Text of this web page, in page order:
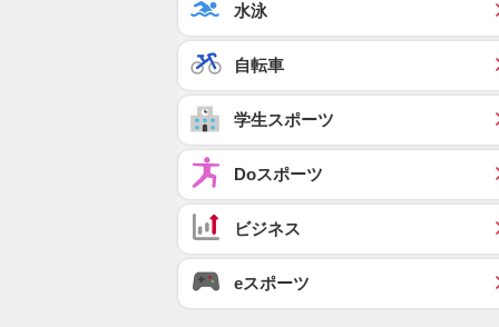
水泳
自転車
学生スポーツ
Doスポーツ
ビジネス
eスポーツ